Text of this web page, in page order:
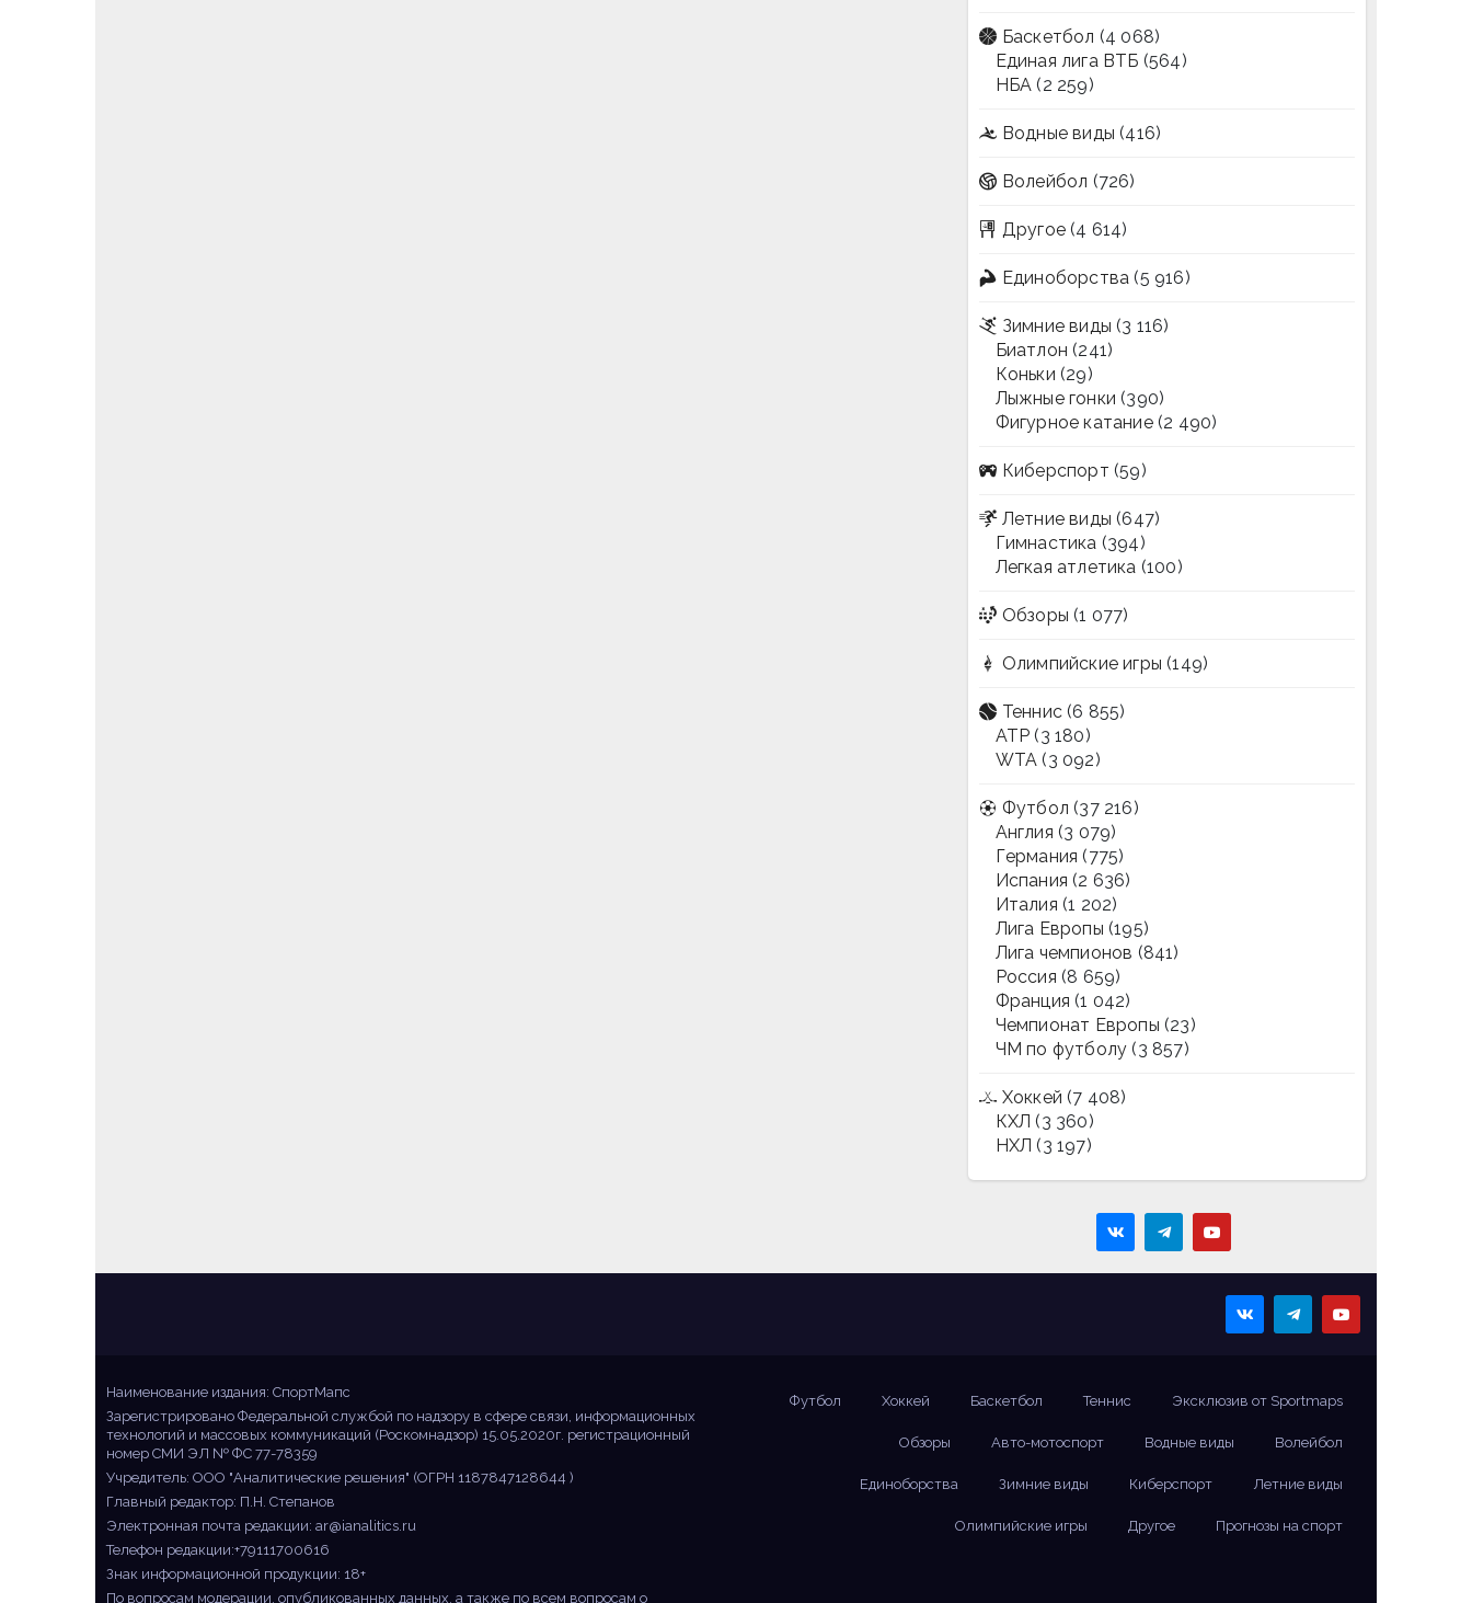
Баскетбол (4 068)
Единая лига ВТБ (564)
НБА (2 259)
Водные виды (416)
Волейбол (726)
Другое (4 614)
Единоборства (5 916)
Зимние виды (3 116)
Биатлон (241)
Коньки (29)
Лыжные гонки (390)
Фигурное катание(2 490)
Киберспорт (59)
Летние виды (647)
Гимнастика (394)
Легкая атлетика (100)
Обзоры (1 077)
Олимпийские игры (149)
Теннис (6 855)
ATP (3 180)
WTA (3 092)
Футбол (37 216)
Англия (3 079)
Германия (775)
Испания (2 636)
Италия (1 202)
Лига Европы (195)
Лига чемпионов (841)
Россия (8 659)
Франция (1 042)
Чемпионат Европы (23)
ЧМ по футболу (3 857)
Хоккей (7 408)
КХЛ (3 360)
НХЛ (3 197)
Наименование издания: СпортМапс
Зарегистрировано Федеральной службой по надзору в сфере связи, информационных
технологий и массовых коммуникаций (Роскомнадзор) 15.05.2020г. регистрационный
номер СМИ ЭЛ № ФС 77-78359
Учредитель: ООО "Аналитические решения" (ОГРН 1187847128644 )
Главный редактор: П.Н. Степанов
Электронная почта редакции: ar@ianalitics.ru
Телефон редакции:+79111700616
Знак информационной продукции: 18+
По вопросам модерации, опубликованных данных, а также по всем вопросам о
Футбол Хоккей Баскетбол Теннис Эксклюзив от Sportmaps
Обзоры Авто-мотоспорт Водные виды Волейбол
Единоборства Зимние виды Киберспорт Летние виды
Олимпийские игры Другое Прогнозы на спорт